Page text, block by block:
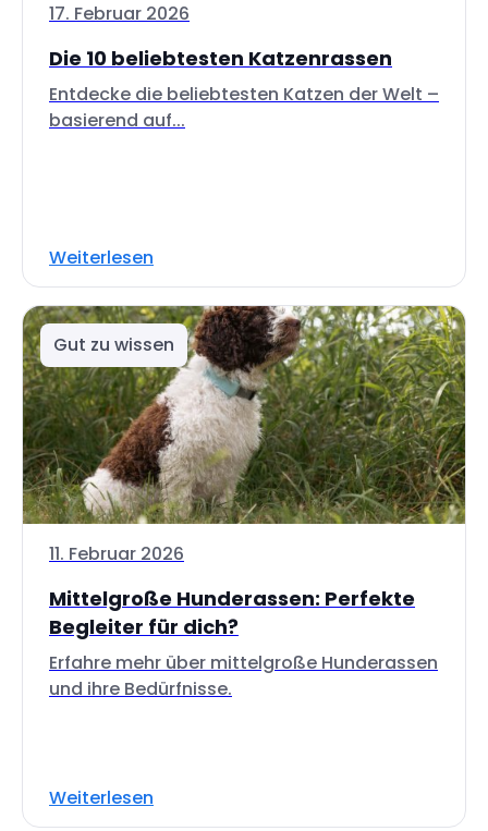
17. Februar 2026
Die 10 beliebtesten Katzenrassen
Entdecke die beliebtesten Katzen der Welt –
basierend auf...
Weiterlesen
Gut zu wissen
11. Februar 2026
Mittelgroße Hunderassen: Perfekte
Begleiter für dich?
Erfahre mehr über mittelgroße Hunderassen
und ihre Bedürfnisse.
Weiterlesen